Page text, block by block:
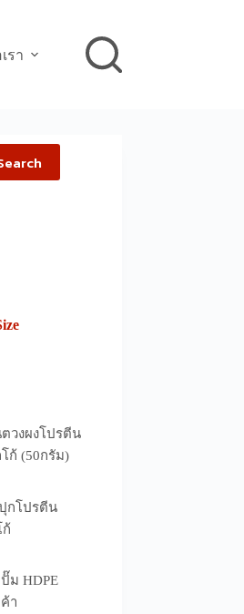
รา
วงผงโปรตีน
ก้ (50กรัม)
กโปรตีน
ก้
ม HDPE
า